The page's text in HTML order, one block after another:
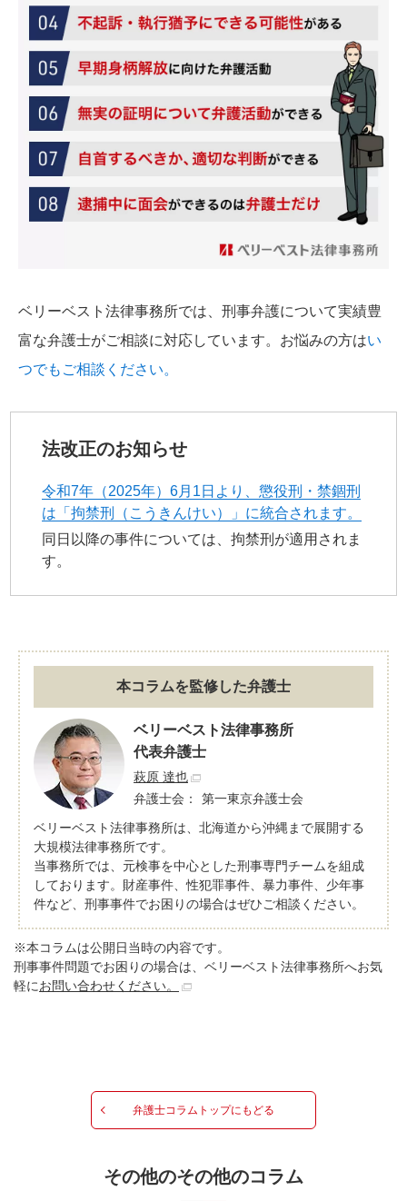
ベリーベスト法律事務所では、刑事弁護について実績豊
富な弁護士がご相談に対応しています。お悩みの方はい
つでもご相談ください。
法改正のお知らせ
令和7年（2025年）6月1日より、懲役刑・禁錮刑
は「拘禁刑（こうきんけい）」に統合されます。
同日以降の事件については、拘禁刑が適用されま
す。
本コラムを監修した弁護士
ベリーベスト法律事務所
代表弁護士
萩原 達也
弁護士会：
第一東京弁護士会
ベリーベスト法律事務所は、北海道から沖縄まで展開する
大規模法律事務所です。
当事務所では、元検事を中心とした刑事専門チームを組成
しております。財産事件、性犯罪事件、暴力事件、少年事
件など、刑事事件でお困りの場合はぜひご相談ください。
※本コラムは公開日当時の内容です。
刑事事件問題でお困りの場合は、ベリーベスト法律事務所へお気
軽にお問い合わせください。
弁護士コラムトップにもどる
その他のその他のコラム